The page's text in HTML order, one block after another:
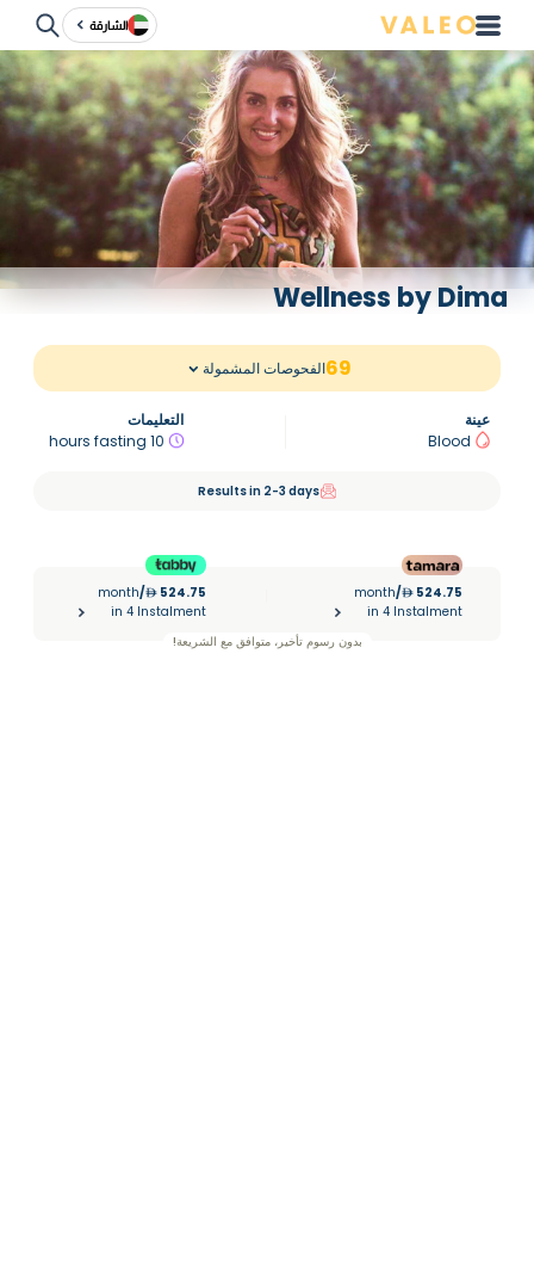
الشارقة
Wellness by Dima
69الفحوصات المشمولة
عينة
Blood
التعليمات
10 hours fasting
Results in 2-3 days
524.75
/
month
in 4 Instalment
524.75
/
month
in 4 Instalment
بدون رسوم تأخير، متوافق مع الشريعة!